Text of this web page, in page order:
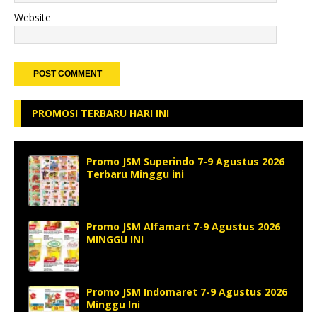
Website
PROMOSI TERBARU HARI INI
Promo JSM Superindo 7-9 Agustus 2026
Terbaru Minggu ini
Promo JSM Alfamart 7-9 Agustus 2026
MINGGU INI
Promo JSM Indomaret 7-9 Agustus 2026
Minggu Ini